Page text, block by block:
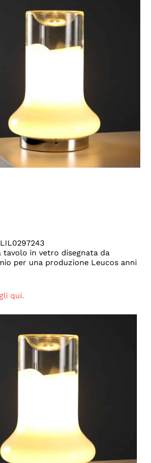
tavolo in vetro disegnata da
per una produzione Leucos anni
qui.